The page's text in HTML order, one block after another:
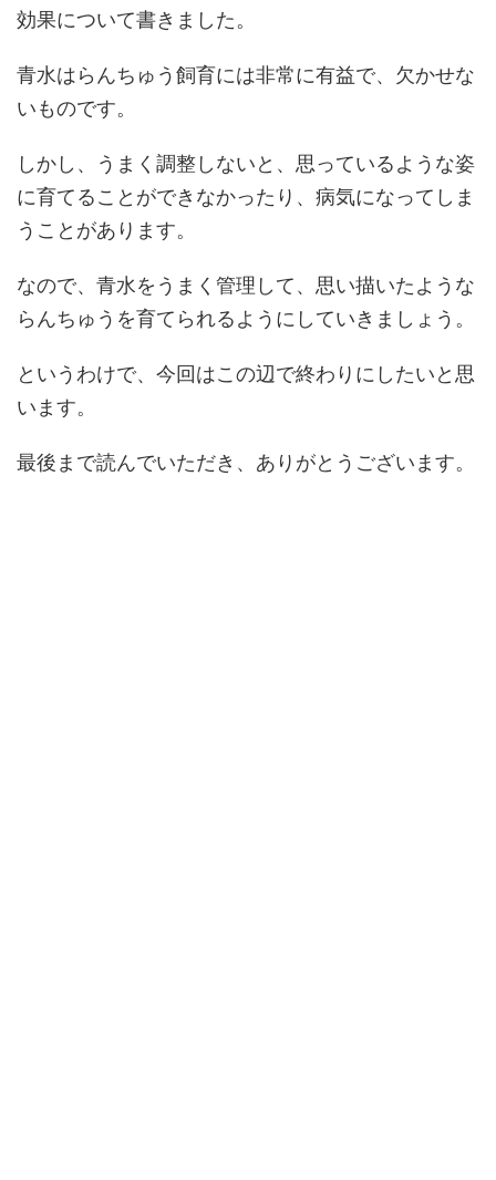
効果について書きました。
青水はらんちゅう飼育には非常に有益で、欠かせな
いものです。
しかし、うまく調整しないと、思っているような姿
に育てることができなかったり、病気になってしま
うことがあります。
なので、青水をうまく管理して、思い描いたような
らんちゅうを育てられるようにしていきましょう。
というわけで、今回はこの辺で終わりにしたいと思
います。
最後まで読んでいただき、ありがとうございます。